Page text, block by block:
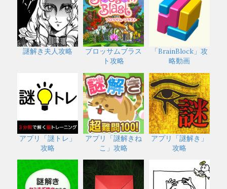
謎解き夫人攻略
ブロッサムブラス
ト攻略
「BrainBlock」攻
略動画
アプリ「謎トレ」
攻略
アプリ「謎解きね
こ」攻略
アプリ「謎解き」
攻略